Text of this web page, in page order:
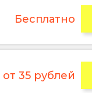
Бесплатно
от 35 рублей